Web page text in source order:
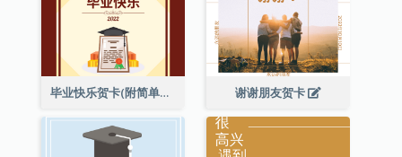
毕业快乐贺卡(附简单配图) 谢谢朋友贺卡